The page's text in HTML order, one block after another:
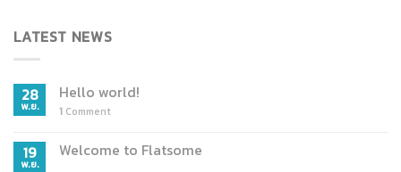
LATEST NEWS
28
พ.ย.
Hello world!
1 Comment
19
พ.ย.
Welcome to Flatsome